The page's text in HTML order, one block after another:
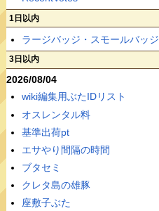
1日以内
ラージバッジ・スモールバッジ
3日以内
2026/08/04
wiki編集用ぶたIDリスト
オスレンタル料
基準出荷pt
エサやり間隔の時間
ブタセミ
クレタ島の雄豚
座敷子ぶた